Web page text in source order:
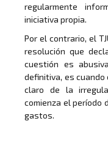
regularmente
iniciativa propia.
Por el contrario, el
resolución que
cuestión es
definitiva, es cuando
claro de la
comienza el período
gastos.